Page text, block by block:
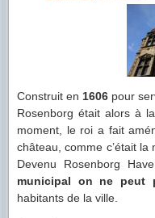
Construit en 1606 pour
Rosenborg était alors à
moment, le roi a fait
château, comme c’était la
Devenu Rosenborg
municipal on ne peut
habitants de la ville.